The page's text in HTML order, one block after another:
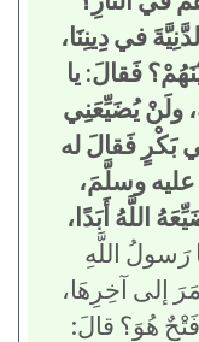
في دِينِنَا،
فَقالَ: يا
ولَنْ يُضَيِّعَنِي
بَكْرٍ فَقالَ له
وسلَّمَ،
اللَّهُ أَبَدًا،
رَسولُ اللَّهِ
إلى آخِرِهَا،
هُوَ؟ قالَ: